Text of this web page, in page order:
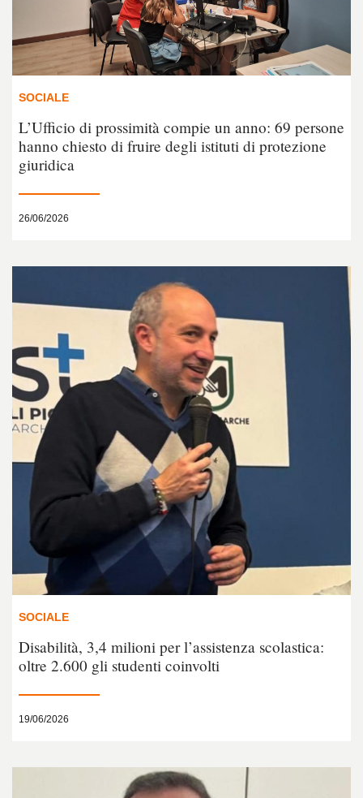
SOCIALE
L’Ufficio di prossimità compie un anno: 69 persone
hanno chiesto di fruire degli istituti di protezione
giuridica
26/06/2026
SOCIALE
Disabilità, 3,4 milioni per l’assistenza scolastica:
oltre 2.600 gli studenti coinvolti
19/06/2026